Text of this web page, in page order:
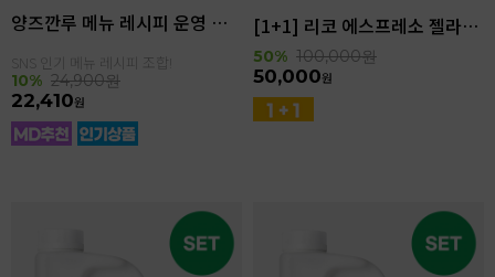
양즈깐루 메뉴 레시피 운영 세트
SNS 인기 메뉴 레시피 조합!
10% 24,900원
22,410원
[1+1] 리코 에스프레소 젤라또 4kg(4.6L)
50% 100,000원
50,000원